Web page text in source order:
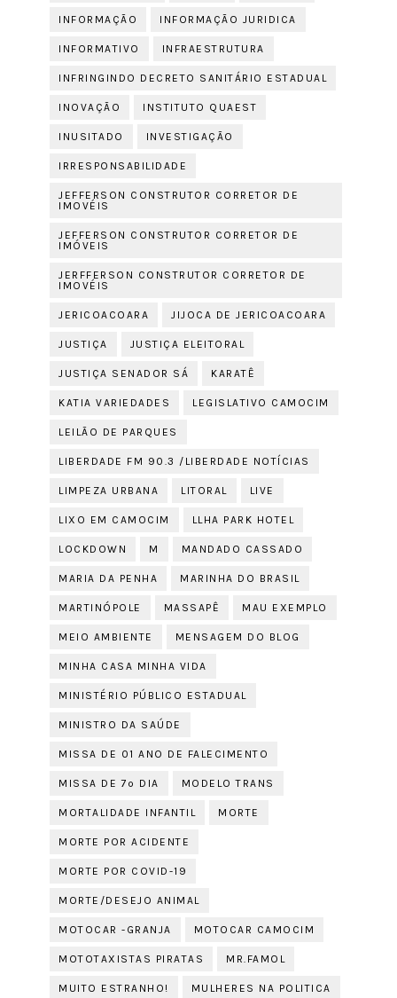
INFORMAÇÃO INFORMAÇÃO JURIDICA
INFORMATIVO INFRAESTRUTURA
INFRINGINDO DECRETO SANITÁRIO ESTADUAL
INOVAÇÃO INSTITUTO QUAEST
INUSITADO INVESTIGAÇÃO
IRRESPONSABILIDADE
JEFFERSON CONSTRUTOR CORRETOR DE
IMOVÉIS
JEFFERSON CONSTRUTOR CORRETOR DE
IMÓVEIS
JERFFERSON CONSTRUTOR CORRETOR DE
IMOVÉIS
JERICOACOARA JIJOCA DE JERICOACOARA
JUSTIÇA JUSTIÇA ELEITORAL
JUSTIÇA SENADOR SÁ KARATÊ
KATIA VARIEDADES LEGISLATIVO CAMOCIM
LEILÃO DE PARQUES
LIBERDADE FM 90.3 /LIBERDADE NOTÍCIAS
LIMPEZA URBANA LITORAL LIVE
LIXO EM CAMOCIM LLHA PARK HOTEL
LOCKDOWN M MANDADO CASSADO
MARIA DA PENHA MARINHA DO BRASIL
MARTINÓPOLE MASSAPÊ MAU EXEMPLO
MEIO AMBIENTE MENSAGEM DO BLOG
MINHA CASA MINHA VIDA
MINISTÉRIO PÚBLICO ESTADUAL
MINISTRO DA SAÚDE
MISSA DE 01 ANO DE FALECIMENTO
MISSA DE 7º DIA MODELO TRANS
MORTALIDADE INFANTIL MORTE
MORTE POR ACIDENTE
MORTE POR COVID-19
MORTE/DESEJO ANIMAL
MOTOCAR -GRANJA MOTOCAR CAMOCIM
MOTOTAXISTAS PIRATAS MR.FAMOL
MUITO ESTRANHO! MULHERES NA POLITICA